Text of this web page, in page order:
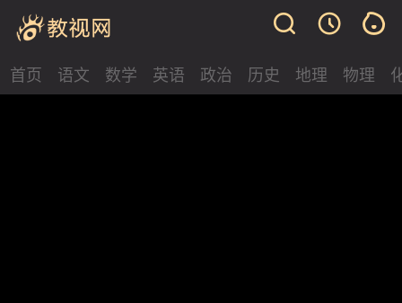
首页 语文 数学 英语 政治 历史 地理 物理